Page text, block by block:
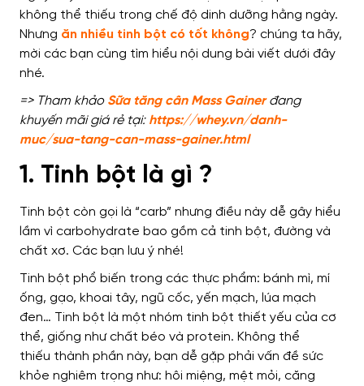
không thể thiếu trong chế độ dinh dưỡng hằng ngày.
Nhưng ăn nhiều tinh bột có tốt không? chúng ta hãy,
mời các bạn cùng tìm hiểu nội dung bài viết dưới đây
nhé.
=> Tham khảo Sữa tăng cân Mass Gainerđang
khuyến mãi giá rẻ tại: https://whey.vn/danh-
muc/sua-tang-can-mass-gainer.html
1. Tinh bột là gì ?
Tinh bột còn gọi là “carb” nhưng điều này dễ gây hiểu
lầm vì carbohydrate bao gồm cả tinh bột, đường và
chất xơ. Các bạn lưu ý nhé!
Tinh bột phổ biến trong các thực phẩm: bánh mì, mí
ống, gạo, khoai tây, ngũ cốc, yến mạch, lúa mạch
đen… Tinh bột là một nhóm tinh bột thiết yếu của cơ
thể, giống nhưchất béo và protein. Không thể
thiếu thành phần này, bạn dễ gặp phải vấn đề sức
khỏe nghiêm trọng như: hôi miệng, mệt mỏi, căng